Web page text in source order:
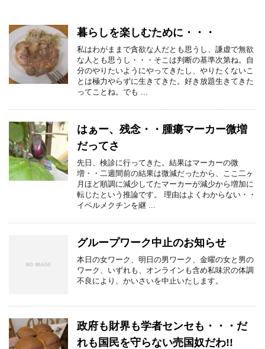
暮らしを楽しむために・・・
私はわがままで貪欲な人だとも思うし、謙虚で無欲
な人とも思うし・・・そこは判断の基準次第ね。自
分のやりたいようにやってきたし、やりたくないこ
とは極力やらずに生きてきた。好き放題生きてきた
ってことね。でも ...
はぁー、残念・・腫瘍マーカー微増
だってさ
先日、検診に行ってきた。結果はマーカーの微
増・・二週間前の結果は微減だったから、ここ二ヶ
月ほど順調に減少してたマーカーが減少から増加に
転じたという推論です。 理由はよくわからない・・
イベルメクチンを継 ...
グループワーク中止のお知らせ
本日の女ワーク、明日の男ワーク、金曜の女と男の
ワーク、いずれも、オンラインも含め私味沢の体調
不良により、かいさいを中止いたします。
政府も財界も学者センセも・・・だ
れも国民を守らない売国奴だわ!!